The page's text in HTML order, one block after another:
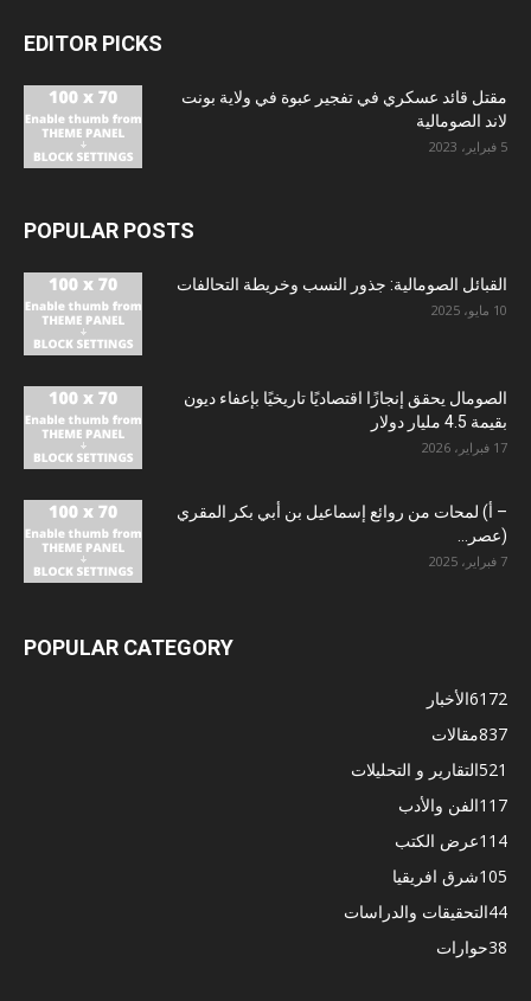
EDITOR PICKS
مقتل قائد عسكري في تفجير عبوة في ولاية بونت
لاند الصومالية
5 فبراير، 2023
POPULAR POSTS
القبائل الصومالية: جذور النسب وخريطة التحالفات
10 مايو، 2025
الصومال يحقق إنجازًا اقتصاديًا تاريخيًا بإعفاء ديون
بقيمة 4.5 مليار دولار
17 فبراير، 2026
– أ) لمحات من روائع إسماعيل بن أبي بكر المقري
(عصر...
7 فبراير، 2025
POPULAR CATEGORY
الأخبار6172
مقالات837
التقارير و التحليلات521
الفن والأدب117
عرض الكتب114
شرق افريقيا105
التحقيقات والدراسات44
حوارات38